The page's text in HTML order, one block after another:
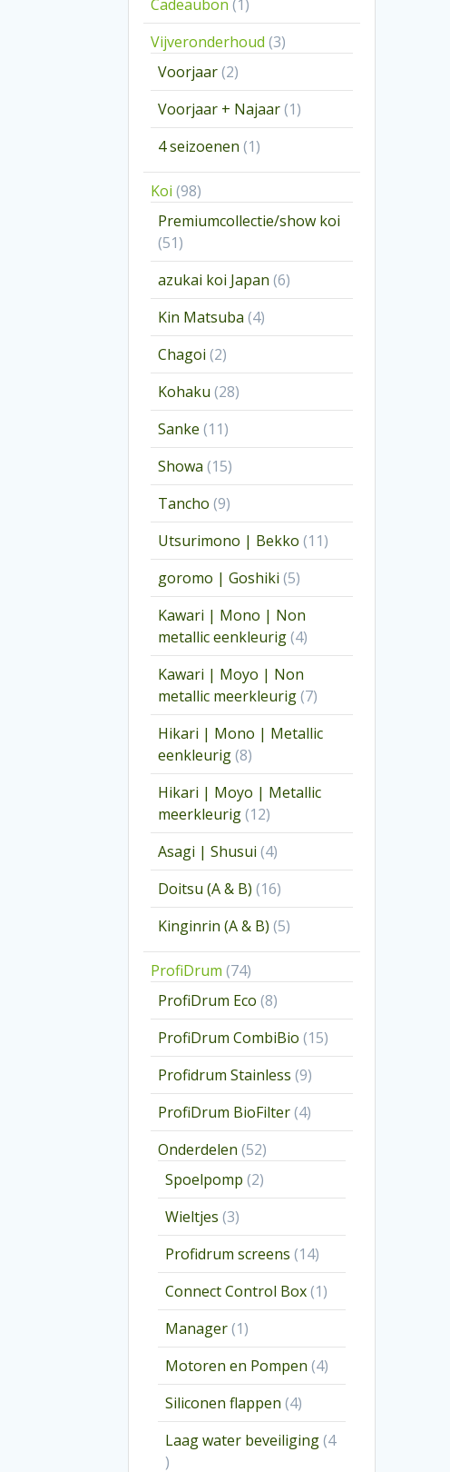
Cadeaubon 1
product
Vijveronderhoud 33
Voorjaar 22
producten
Voorjaar + Najaar 11
product
4 seizoenen 11
product
Koi 9898
producten
Premiumcollectie/show koi
5151
producten
azukai koi Japan 66
producten
Kin Matsuba 44
producten
Chagoi 22
producten
Kohaku 2828
producten
Sanke 1111
producten
Showa 1515
producten
Tancho 99
producten
Utsurimono | Bekko 1111
producten
goromo | Goshiki 55
producten
Kawari | Mono | Non
metallic eenkleurig 44
producten
Kawari | Moyo | Non
metallic meerkleurig 77
producten
Hikari | Mono | Metallic
eenkleurig 88
producten
Hikari | Moyo | Metallic
meerkleurig 1212
producten
Asagi | Shusui 44
producten
Doitsu (A & B) 1616
producten
Kinginrin (A & B) 55
producten
ProfiDrum 7474
producten
ProfiDrum Eco 88
producten
ProfiDrum CombiBio 1515
producten
Profidrum Stainless 99
producten
ProfiDrum BioFilter 44
producten
Onderdelen 5252
producten
Spoelpomp 22
producten
Wieltjes 33
producten
Profidrum screens 1414
producten
Connect Control Box 11
product
Manager 11
product
Motoren en Pompen 44
producten
Siliconen flappen 44
producten
Laag water beveiliging 4
4